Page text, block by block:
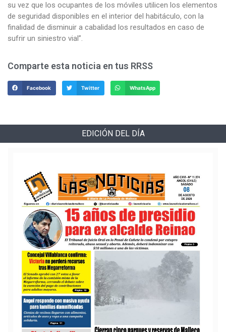
su vez que los ocupantes de los móviles utilicen los elementos
de seguridad disponibles en el interior del habitáculo, con la
finalidad de disminuir a cabalidad los resultados en caso de
sufrir un siniestro vial”.
Comparte esta noticia en tus RRSS
Facebook Twitter WhatsApp
EDICIÓN DEL DÍA